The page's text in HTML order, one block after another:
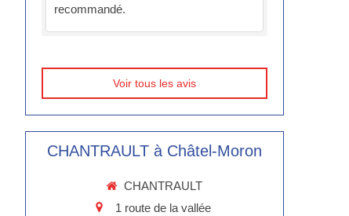
recommandé.
Voir tous les avis
CHANTRAULT à Châtel-Moron
CHANTRAULT
1 route de la vallée